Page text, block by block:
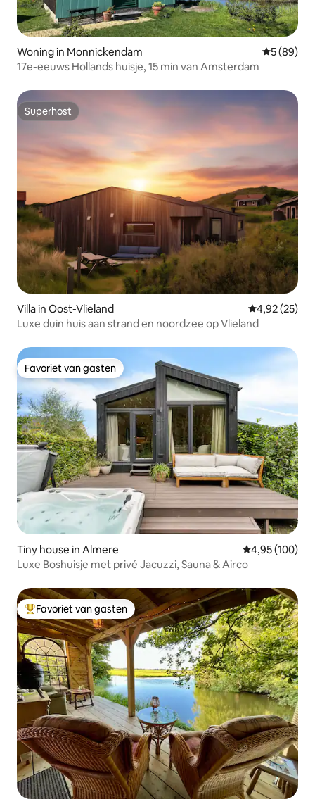
Woning in Monnickendam
5 (89)
17e-eeuws Hollands huisje, 15 min van Amsterdam
Superhost
Superhost
Villa in Oost-Vlieland Gemiddelde
4,92 (25)
Luxe duin huis aan strand en noordzee op Vlieland
Favoriet van gasten
Favoriet van gasten
Tiny house in Almere Gemiddelde
4,95 (100)
Luxe Boshuisje met privé Jacuzzi, Sauna & Airco
Topfavoriet van gasten
Favoriet van gasten